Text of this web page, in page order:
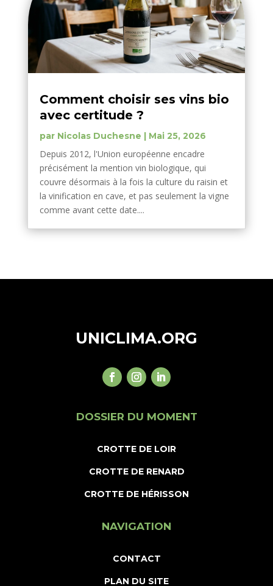
Comment choisir ses vins bio
avec certitude ?
par Nicolas Duchesne Mai 25, 2026
Depuis 2012, l'Union européenne encadre
précisément la mention vin biologique, qui
couvre désormais à la fois la culture du raisin et
la vinification en cave, et pas seulement la vigne
comme avant cette date....
UNICLIMA.ORG
DOSSIER DU MOMENT
CROTTE DE LOIR
CROTTE DE RENARD
CROTTE DE HÉRISSON
NAVIGATION
CONTACT
PLAN DU SITE